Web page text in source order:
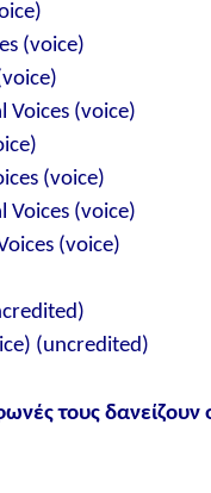
(voice)
Voices (voice)
(voice)
Voices (voice)
(voice)
(uncredited)
τους δανείζουν